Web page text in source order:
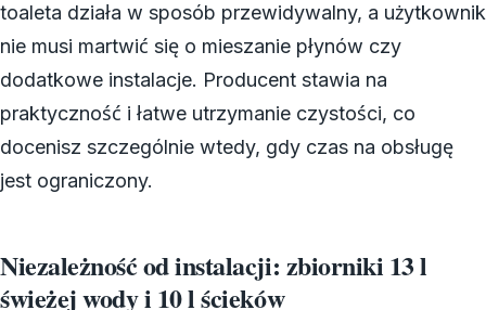
toaleta działa w sposób przewidywalny, a użytkownik
nie musi martwić się o mieszanie płynów czy
dodatkowe instalacje. Producent stawia na
praktyczność i łatwe utrzymanie czystości, co
docenisz szczególnie wtedy, gdy czas na obsługę
jest ograniczony.
Niezależność od instalacji: zbiorniki 13 l
świeżej wody i 10 l ścieków